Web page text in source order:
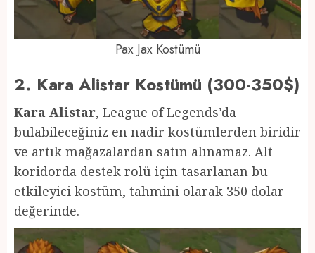
Pax Jax Kostümü
2. Kara Alistar Kostümü (300-350$)
Kara Alistar, League of Legends’da
bulabileceğiniz en nadir kostümlerden biridir
ve artık mağazalardan satın alınamaz. Alt
koridorda destek rolü için tasarlanan bu
etkileyici kostüm, tahmini olarak 350 dolar
değerinde.